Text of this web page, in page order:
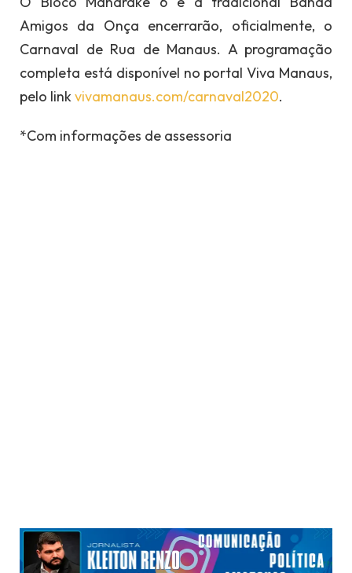
Amigos da Onça encerrarão, oficialmente, o
Carnaval de Rua de Manaus. A programação
completa está disponível no portal Viva Manaus,
pelo link vivamanaus.com/carnaval2020.
*Com informações de assessoria